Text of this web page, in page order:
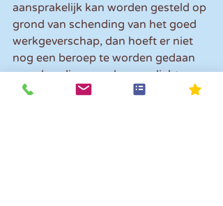
aansprakelijk kan worden gesteld op
grond van schending van het goed
werkgeverschap, dan hoeft er niet
nog een beroep te worden gedaan
op schending van de zorgplicht.